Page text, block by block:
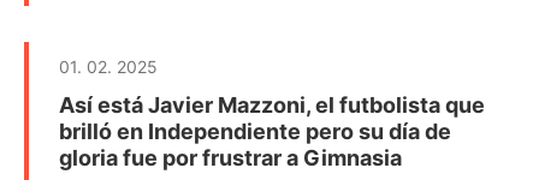
01. 02. 2025
Así está Javier Mazzoni, el futbolista que
brilló en Independiente pero su día de
gloria fue por frustrar a Gimnasia